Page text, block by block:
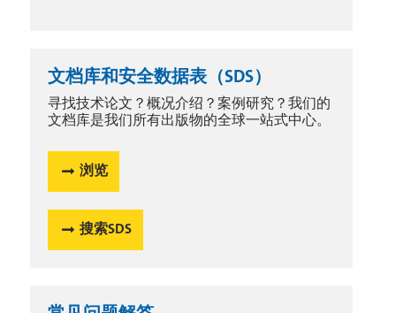
文档库和安全数据表（SDS）
寻找技术论文？概况介绍？案例研究？我们的
文档库是我们所有出版物的全球一站式中心。
浏览
搜索SDS